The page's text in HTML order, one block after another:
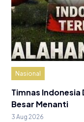
Nasional
Timnas
Besar Menanti
3 Aug 2026